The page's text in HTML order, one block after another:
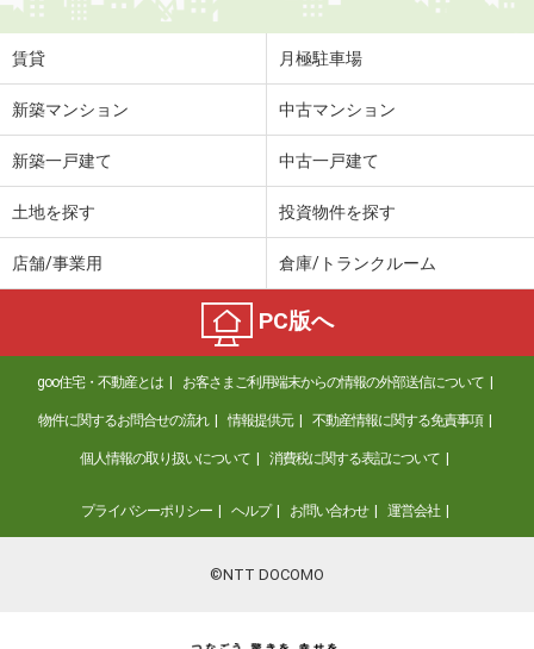
賃貸 月極駐車場
新築マンション 中古マンション
新築一戸建て 中古一戸建て
土地を探す 投資物件を探す
店舗/事業用 倉庫/トランクルーム
PC版へ
goo住宅・不動産とは お客さまご利用端末からの情報の外部送信について
物件に関するお問合せの流れ 情報提供元 不動産情報に関する免責事項
個人情報の取り扱いについて 消費税に関する表記について
プライバシーポリシー ヘルプ お問い合わせ 運営会社
©NTT DOCOMO